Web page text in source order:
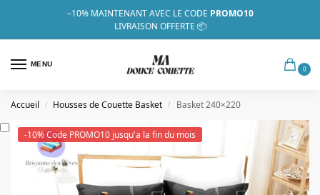
–10% MAINTENANT AVEC LE CODE PROMO10
LIVRAISON OFFERTE 📦
MENU
0
Accueil / Housses de Couette Basket / Basket 240×220
-10% Code PROMO10 jusqu'a la fin du mois